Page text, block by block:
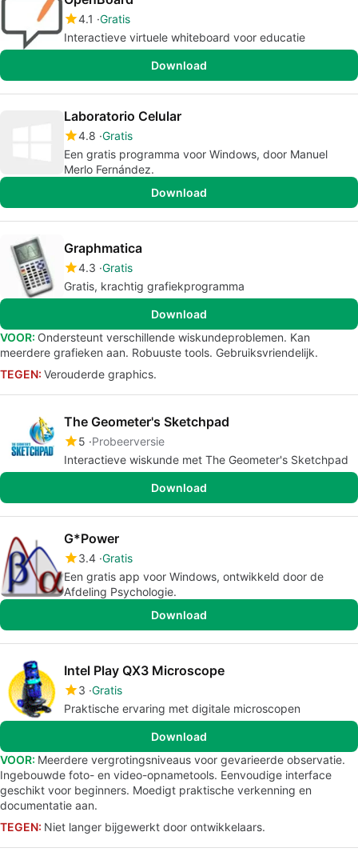
4.1 Gratis
Interactieve virtuele whiteboard voor educatie
Download
Laboratorio Celular
4.8 Gratis
Een gratis programma voor Windows, door Manuel
Merlo Fernández.
Download
Graphmatica
4.3 Gratis
Gratis, krachtig grafiekprogramma
Download
VOOR: Ondersteunt verschillende wiskundeproblemen. Kan
meerdere grafieken aan. Robuuste tools. Gebruiksvriendelijk.
TEGEN: Verouderde graphics.
The Geometer's Sketchpad
5 Probeerversie
Interactieve wiskunde met The Geometer's Sketchpad
Download
G*Power
3.4 Gratis
Een gratis app voor Windows, ontwikkeld door de
Afdeling Psychologie.
Download
Intel Play QX3 Microscope
3 Gratis
Praktische ervaring met digitale microscopen
Download
VOOR: Meerdere vergrotingsniveaus voor gevarieerde observatie.
Ingebouwde foto- en video-opnametools. Eenvoudige interface
geschikt voor beginners. Moedigt praktische verkenning en
documentatie aan.
TEGEN: Niet langer bijgewerkt door ontwikkelaars.